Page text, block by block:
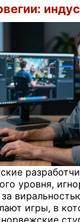
уровня,
игры, в